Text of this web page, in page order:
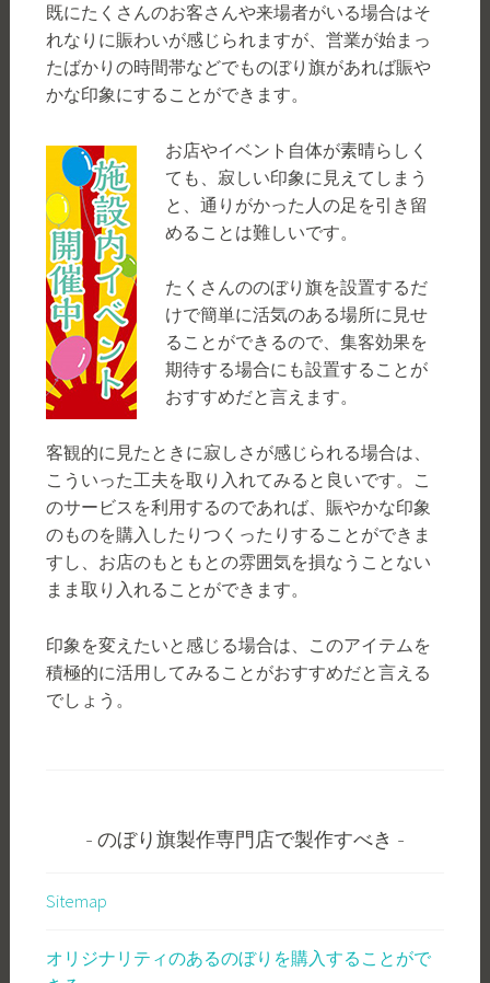
既にたくさんのお客さんや来場者がいる場合はそ
れなりに賑わいが感じられますが、営業が始まっ
たばかりの時間帯などでものぼり旗があれば賑や
かな印象にすることができます。
お店やイベント自体が素晴らしく
ても、寂しい印象に見えてしまう
と、通りがかった人の足を引き留
めることは難しいです。
たくさんののぼり旗を設置するだ
けで簡単に活気のある場所に見せ
ることができるので、集客効果を
期待する場合にも設置することが
おすすめだと言えます。
客観的に見たときに寂しさが感じられる場合は、
こういった工夫を取り入れてみると良いです。こ
のサービスを利用するのであれば、賑やかな印象
のものを購入したりつくったりすることができま
すし、お店のもともとの雰囲気を損なうことない
まま取り入れることができます。
印象を変えたいと感じる場合は、このアイテムを
積極的に活用してみることがおすすめだと言える
でしょう。
のぼり旗製作専門店で製作すべき
Sitemap
オリジナリティのあるのぼりを購入することがで